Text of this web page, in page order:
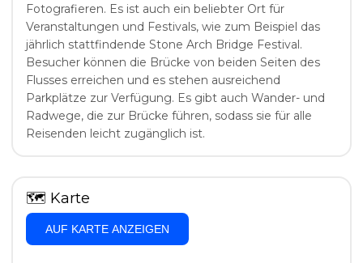
Fotografieren. Es ist auch ein beliebter Ort für
Veranstaltungen und Festivals, wie zum Beispiel das
jährlich stattfindende Stone Arch Bridge Festival.
Besucher können die Brücke von beiden Seiten des
Flusses erreichen und es stehen ausreichend
Parkplätze zur Verfügung. Es gibt auch Wander- und
Radwege, die zur Brücke führen, sodass sie für alle
Reisenden leicht zugänglich ist.
🗺 Karte
AUF KARTE ANZEIGEN